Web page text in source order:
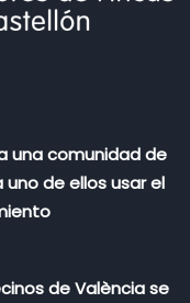
una comunidad de
de ellos usar el
de València se